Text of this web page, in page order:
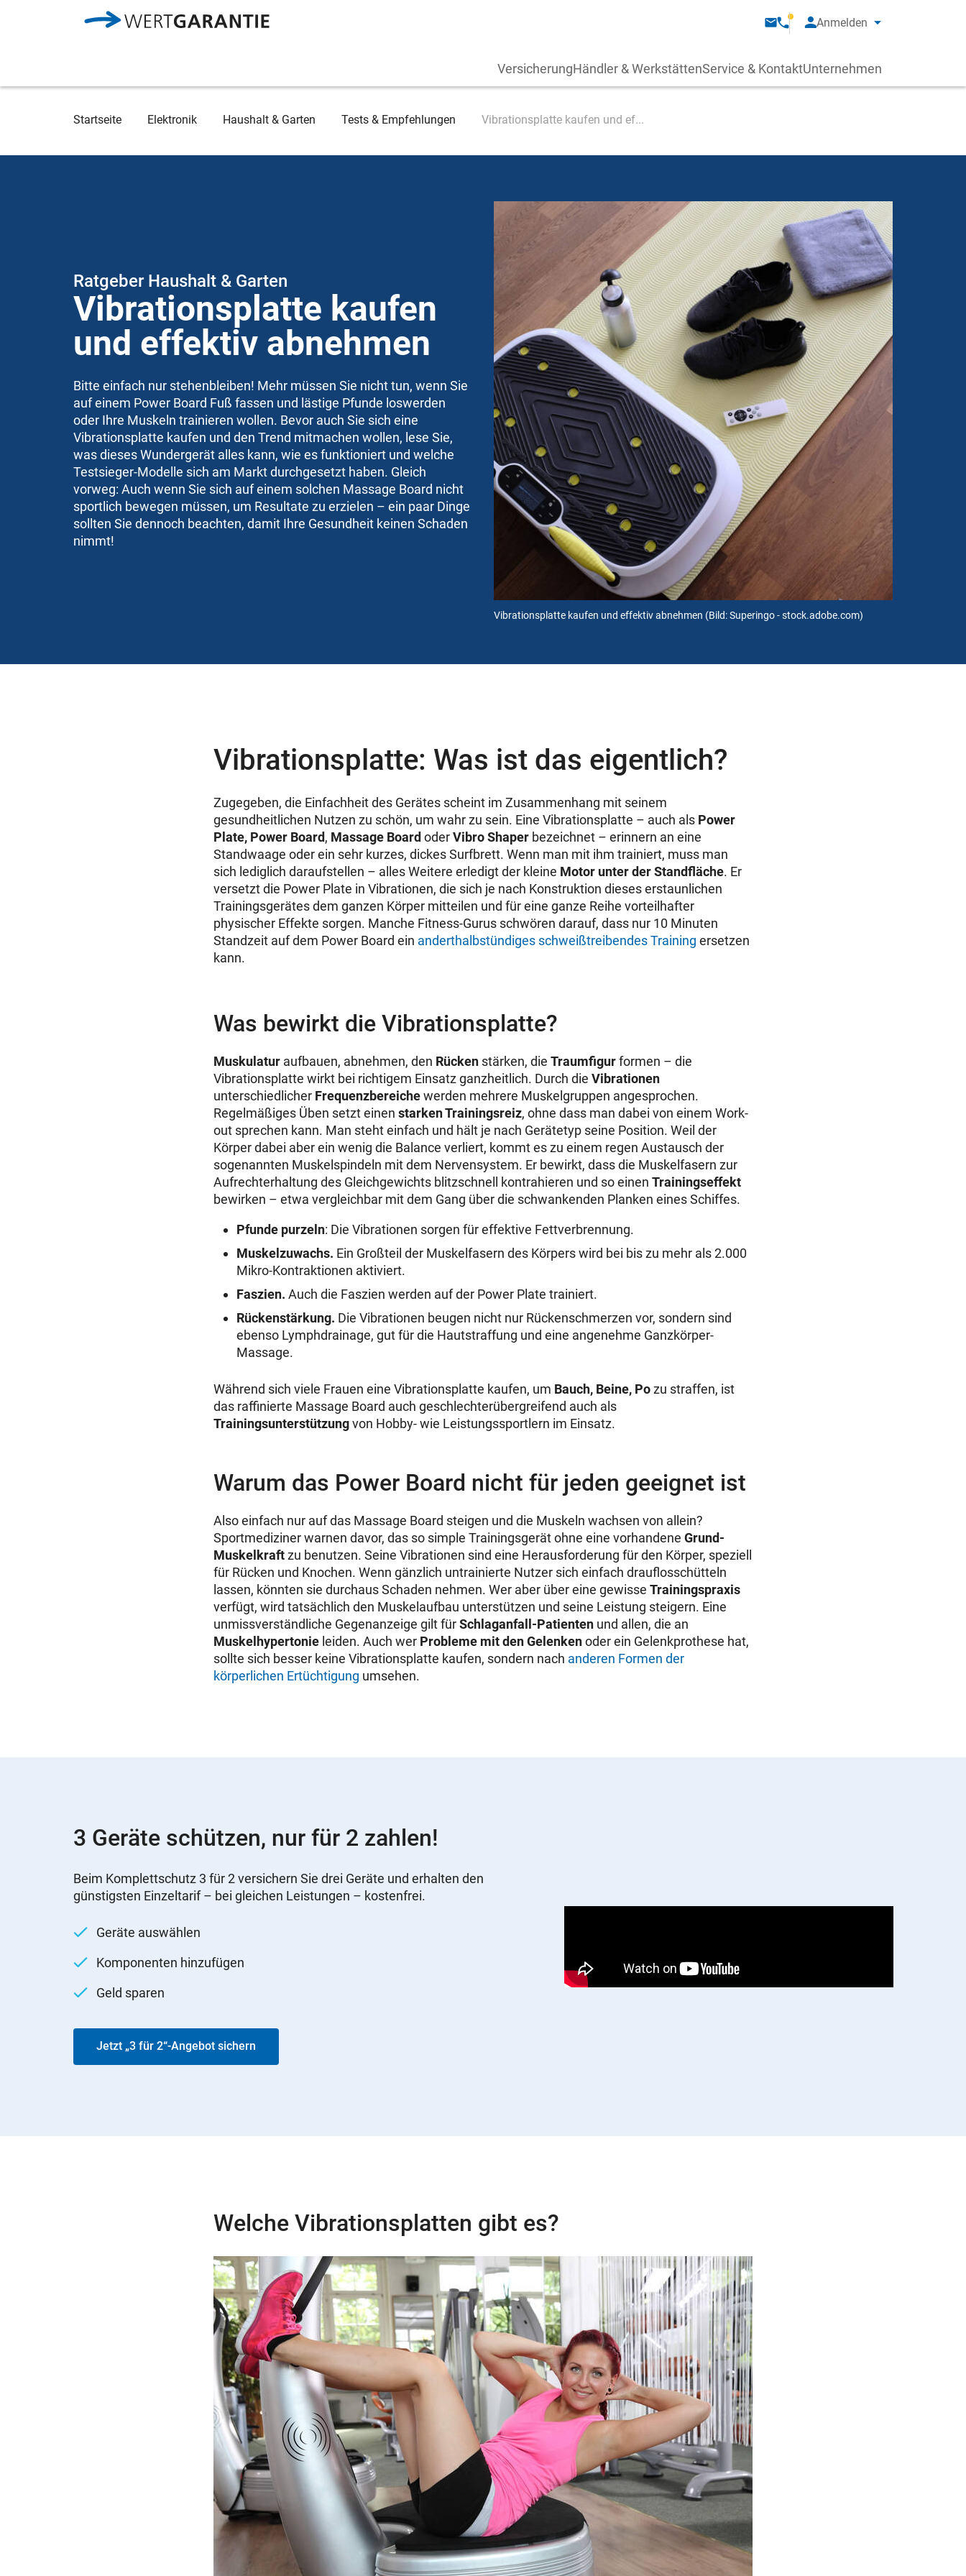
Anmelden
VersicherungHändler & WerkstättenService & KontaktUnternehmen
Breadcrumb
Startseite Elektronik Haushalt & Garten Tests & Empfehlungen Vibrationsplatte kaufen und ef...
Vibrationsplatte kaufen und effektiv abnehmen (Bild: Superingo - stock.adobe.com)
Ratgeber Haushalt & Garten
Vibrationsplatte kaufen
und effektiv abnehmen
Bitte einfach nur stehenbleiben! Mehr müssen Sie nicht tun, wenn Sie
auf einem Power Board Fuß fassen und lästige Pfunde loswerden
oder Ihre Muskeln trainieren wollen. Bevor auch Sie sich eine
Vibrationsplatte kaufen und den Trend mitmachen wollen, lese Sie,
was dieses Wundergerät alles kann, wie es funktioniert und welche
Testsieger-Modelle sich am Markt durchgesetzt haben. Gleich
vorweg: Auch wenn Sie sich auf einem solchen Massage Board nicht
sportlich bewegen müssen, um Resultate zu erzielen – ein paar Dinge
sollten Sie dennoch beachten, damit Ihre Gesundheit keinen Schaden
nimmt!
Vibrationsplatte: Was ist das eigentlich?
Zugegeben, die Einfachheit des Gerätes scheint im Zusammenhang mit seinem
gesundheitlichen Nutzen zu schön, um wahr zu sein. Eine Vibrationsplatte – auch als Power
Plate, Power Board, Massage BoardoderVibro Shaper bezeichnet – erinnern an eine
Standwaage oder ein sehr kurzes, dickes Surfbrett. Wenn man mit ihm trainiert, muss man
sich lediglich daraufstellen – alles Weitere erledigt der kleine Motor unter der Standfläche. Er
versetzt die Power Plate in Vibrationen, die sich je nach Konstruktion dieses erstaunlichen
Trainingsgerätes dem ganzen Körper mitteilen und für eine ganze Reihe vorteilhafter
physischer Effekte sorgen. Manche Fitness-Gurus schwören darauf, dass nur 10 Minuten
Standzeit auf dem Power Board ein anderthalbstündiges schweißtreibendes Training ersetzen
kann.
Was bewirkt die Vibrationsplatte?
Muskulatur aufbauen, abnehmen, den Rücken stärken, die Traumfigurformen – die
Vibrationsplatte wirkt bei richtigem Einsatz ganzheitlich. Durch die Vibrationen
unterschiedlicher Frequenzbereichewerden mehrere Muskelgruppen angesprochen.
Regelmäßiges Üben setzt einen starken Trainingsreiz, ohne dass man dabei von einem Work-
out sprechen kann. Man steht einfach und hält je nach Gerätetyp seine Position. Weil der
Körper dabei aber ein wenig die Balance verliert, kommt es zu einem regen Austausch der
sogenannten Muskelspindeln mit dem Nervensystem. Er bewirkt, dass die Muskelfasern zur
Aufrechterhaltung des Gleichgewichts blitzschnell kontrahieren und so einen Trainingseffekt
bewirken – etwa vergleichbar mit dem Gang über die schwankenden Planken eines Schiffes.
Pfunde purzeln: Die Vibrationen sorgen für effektive Fettverbrennung.
Muskelzuwachs. Ein Großteil der Muskelfasern des Körpers wird bei bis zu mehr als 2.000
Mikro-Kontraktionen aktiviert.
Faszien. Auch die Faszien werden auf der Power Plate trainiert.
Rückenstärkung. Die Vibrationen beugen nicht nur Rückenschmerzen vor, sondern sind
ebenso Lymphdrainage, gut für die Hautstraffung und eine angenehme Ganzkörper-
Massage.
Während sich viele Frauen eine Vibrationsplatte kaufen, um Bauch, Beine, Pozu straffen, ist
das raffinierte Massage Board auch geschlechterübergreifend auch als
Trainingsunterstützungvon Hobby- wie Leistungssportlern im Einsatz.
Warum das Power Board nicht für jeden geeignet ist
Also einfach nur auf das Massage Board steigen und die Muskeln wachsen von allein?
Sportmediziner warnen davor, das so simple Trainingsgerät ohne eine vorhandene Grund-
Muskelkraftzu benutzen. Seine Vibrationen sind eine Herausforderung für den Körper, speziell
für Rücken und Knochen. Wenn gänzlich untrainierte Nutzer sich einfach drauflosschütteln
lassen, könnten sie durchaus Schaden nehmen. Wer aber über eine gewisse Trainingspraxis
verfügt, wird tatsächlich den Muskelaufbau unterstützen und seine Leistung steigern. Eine
unmissverständliche Gegenanzeige gilt fürSchlaganfall-Patienten und allen, die an
Muskelhypertonie leiden. Auch wer Probleme mit den Gelenkenoder ein Gelenkprothese hat,
sollte sich besser keine Vibrationsplatte kaufen, sondern nach anderen Formen der
körperlichen Ertüchtigung umsehen.
3 Geräte schützen, nur für 2 zahlen!
Beim Komplettschutz 3 für 2 versichern Sie drei Geräte und erhalten den
günstigsten Einzeltarif – bei gleichen Leistungen – kostenfrei.
Geräte auswählen
Komponenten hinzufügen
Geld sparen
Jetzt „3 für 2“-Angebot sichern
Welche Vibrationsplatten gibt es?